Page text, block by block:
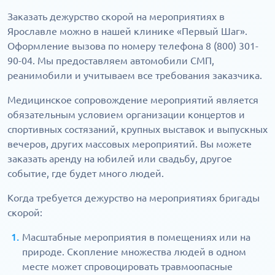
Заказать дежурство скорой на мероприятиях в
Ярославле можно в нашей клинике «Первый Шаг».
Оформление вызова по номеру телефона 8 (800) 301-
90-04. Мы предоставляем автомобили СМП,
реанимобили и учитываем все требования заказчика.
Медицинское сопровождение мероприятий является
обязательным условием организации концертов и
спортивных состязаний, крупных выставок и выпускных
вечеров, других массовых мероприятий. Вы можете
заказать аренду на юбилей или свадьбу, другое
событие, где будет много людей.
Когда требуется дежурство на мероприятиях бригады
скорой:
Масштабные мероприятия в помещениях или на
природе. Скопление множества людей в одном
месте может спровоцировать травмоопасные